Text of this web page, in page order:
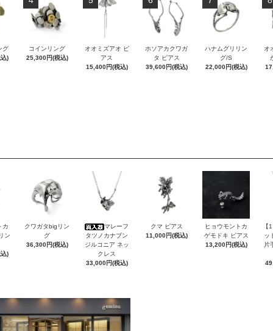
グ
)
コインリング
25,300円(税込)
オオミズアオ ピ
アス
15,400円(税込)
ホソアカクワガ
タ ピアス
39,600円(税込)
ハナムグリリン
グ/S
22,000円(税込)
オ
カ
ン
)
クワガタbigリン
グ
36,300円(税込)
マレーフ
タツノカナブン
ジルコニア ネッ
クレス
33,000円(税込)
クマ ピアス
11,000円(税込)
ヒョウモントカ
ゲモドキ ピアス
13,200円(税込)
【
ッ
片